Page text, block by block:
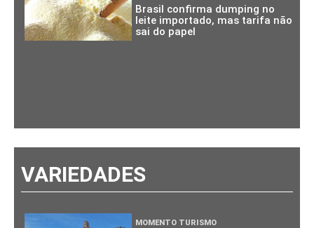
Brasil confirma dumping no
leite importado, mas tarifa não
sai do papel
VARIEDADES
MOMENTO TURISMO